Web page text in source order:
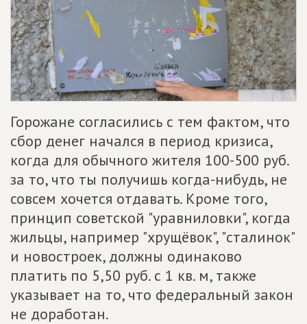
Горожане согласились с тем фактом, что
сбор денег начался в период кризиса,
когда для обычного жителя 100-500 руб.
за то, что ты получишь когда-нибудь, не
совсем хочется отдавать. Кроме того,
принцип советской "уравниловки", когда
жильцы, например "хрущёвок", "сталинок"
и новостроек, должны одинаково
платить по 5,50 руб. с 1 кв. м, также
указывает на то, что федеральный закон
не доработан.